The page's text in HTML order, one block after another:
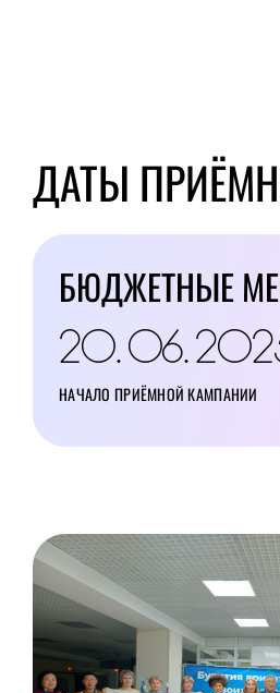
ДАТЫ
БЮДЖЕТНЫЕ
20 06
НАЧАЛО ПРИЁМНОЙ КАМПАНИИ